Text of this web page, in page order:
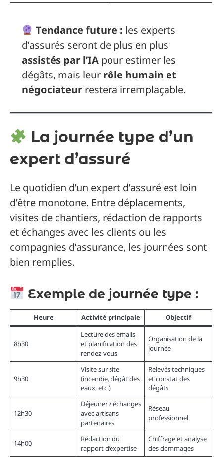
Tendance future : les experts
d’assurés seront de plus en plus
assistés par l’IA pour estimer les
dégâts, mais leur rôle humain et
négociateur restera irremplaçable.
La journée type d’un
expert d’assuré
Le quotidien d’un expert d’assuré est loin
d’être monotone. Entre déplacements,
visites de chantiers, rédaction de rapports
et échanges avec les clients ou les
compagnies d’assurance, les journées sont
bien remplies.
Exemple de journée type :
Heure Activité principale Objectif
8h30
Lecture des emails
et planification des
rendez-vous
Organisation de la
journée
9h30
Visite sur site
(incendie, dégât des
eaux, etc.)
Relevés techniques
et constat des
dégâts
12h30
Déjeuner / échanges
avec artisans
partenaires
Réseau
professionnel
14h00
Rédaction du
rapport d’expertise
Chiffrage et analyse
des dommages